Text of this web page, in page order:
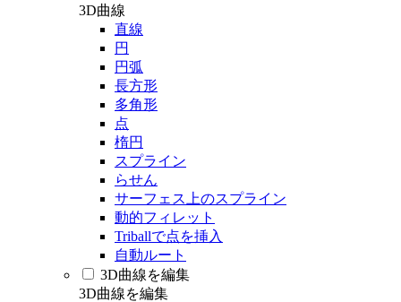
3D曲線
直線
円
円弧
長方形
多角形
点
楕円
スプライン
らせん
サーフェス上のスプライン
動的フィレット
Triballで点を挿入
自動ルート
3D曲線を編集
3D曲線を編集